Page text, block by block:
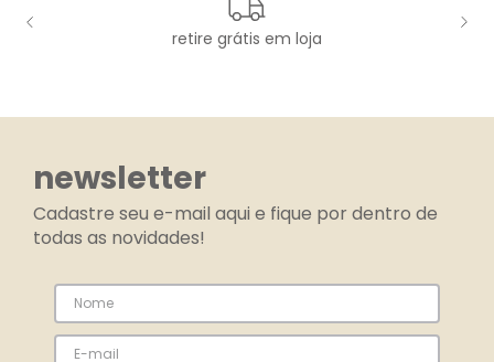
retire grátis em loja
newsletter
Cadastre seu e-mail aqui e fique por dentro de
todas as novidades!